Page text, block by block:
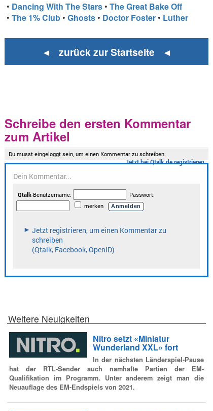
• Dancing With The Stars •The Great Bake Off
•The 1% Club •Ghosts • Doctor Foster • Luther
◄ zurück zur Startseite ◄
Schreibe den ersten Kommentar
zum Artikel
Weitere Neuigkeiten
Nitro setzt «Miniatur
Wunderland XXL» fort
In der nächsten Länderspiel-Pause
hat der RTL-Sender auch namhafte Partien der EM-
Qualifikation im Programm. Unter anderem zeigt man die
Neuauflage des EM-Endspiels von 2021.